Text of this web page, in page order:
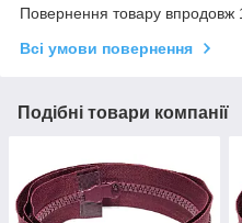
Повернення товару впродовж
Всі умови повернення
Подібні товари компанії